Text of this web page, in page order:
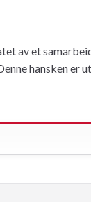
av et
hansken er